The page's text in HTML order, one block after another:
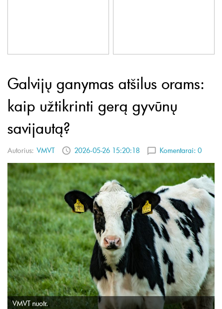
Galvijų ganymas atšilus orams:
kaip užtikrinti gerą gyvūnų
savijautą?
Autorius: VMVT 2026-05-26 15:20:18 Komentarai: 0
VMVT nuotr.